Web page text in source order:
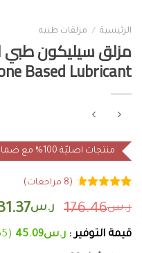
الرئيسية / مزلقات طبيه
Based Lubricant
منتجات اصليّة 100% مع ضمان أقل سعر
بـ4.63من
تقييم
عملاء
(
8 مراجعات)
ر.س176.46 ر.س
قيمة التوفير : ر.س45.09
(25.55%)